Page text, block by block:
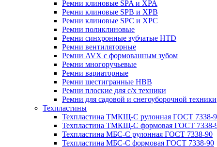
Ремни клиновые SPA и XPA
Ремни клиновые SPB и XPB
Ремни клиновые SPC и XPC
Ремни поликлиновые
Ремни синхронные зубчатые HTD
Ремни вентиляторные
Ремни AVX с формованным зубом
Ремни многоручьевые
Ремни вариаторные
Ремни шестигранные HBB
Ремни плоские для с/х техники
Ремни для садовой и снегоуборочной техники
Техпластины
Техпластина ТМКЩ-С рулонная ГОСТ 7338-
Техпластина ТМКЩ-С формовая ГОСТ 7338-
Техпластина МБС-С рулонная ГОСТ 7338-90
Техпластина МБС-С формовая ГОСТ 7338-90